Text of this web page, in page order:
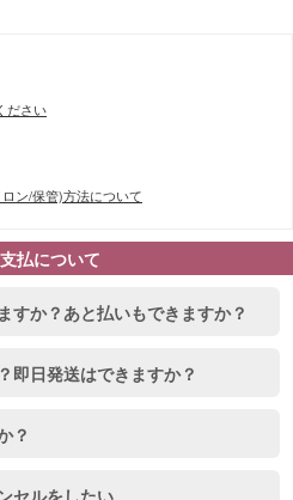
ださい
ン/保管)方法について
払について
すか？あと払いもできますか？
即日発送はできますか？
？
セルをしたい